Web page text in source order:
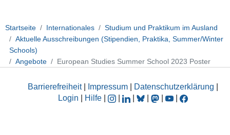
Startseite Internationales
Studium und Praktikum im Ausland
Aktuelle Ausschreibungen (Stipendien, Praktika, Summer/Winter
Schools)
Angebote
European Studies Summer School 2023 Poster
Barrierefreiheit| Impressum Datenschutzerklärung
Login
Hilfe